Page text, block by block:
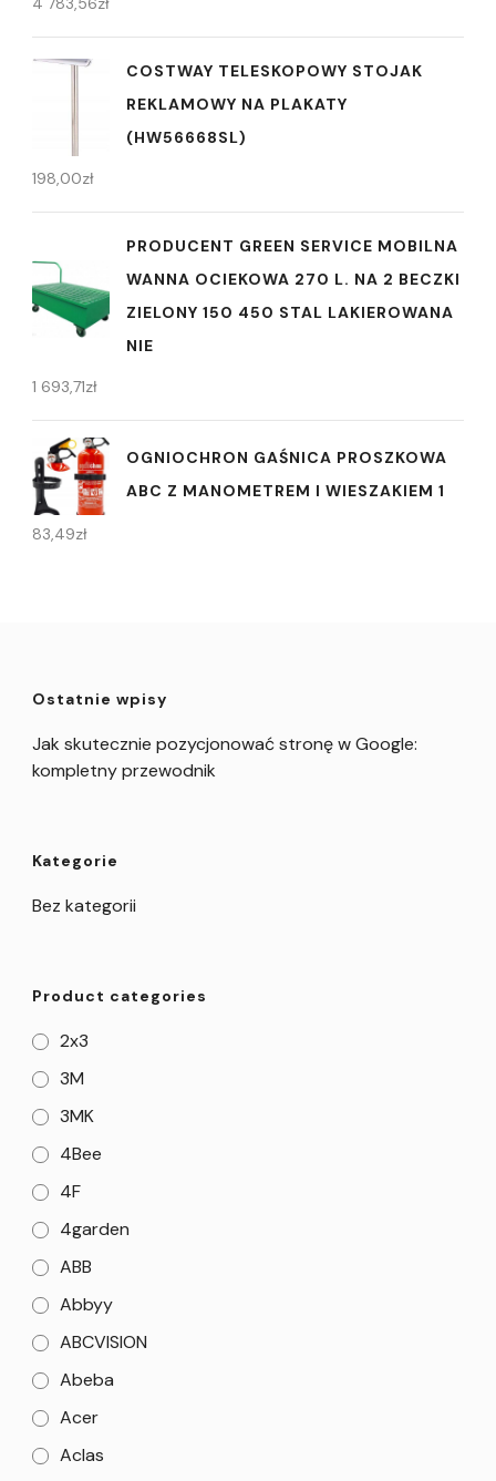
COSTWAY TELESKOPOWY STOJAK
REKLAMOWY NA PLAKATY
(HW56668SL)
198,00zł
PRODUCENT GREEN SERVICE MOBILNA
WANNA OCIEKOWA 270 L. NA 2 BECZKI
ZIELONY 150 450 STAL LAKIEROWANA
NIE
1 693,71zł
OGNIOCHRON GAŚNICA PROSZKOWA
ABC Z MANOMETREM I WIESZAKIEM 1
83,49zł
Ostatnie wpisy
Jak skutecznie pozycjonować stronę w Google:
kompletny przewodnik
Kategorie
Bez kategorii
Product categories
2x3
3M
3MK
4Bee
4F
4garden
ABB
Abbyy
ABCVISION
Abeba
Acer
Aclas